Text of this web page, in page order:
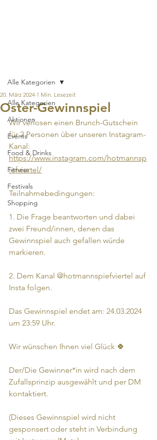
Alle Kategorien
Aktionen
Events
Food & Drinks
Fitness
Festivals
Shopping
Alle Kategorien
Oster-Gewinnspiel
20. März 2024 1 Min. Lesezeit
Wir verlosen einen Brunch-Gutschein
für 2 Personen über unseren Instagram-
Kanal:
https://www.instagram.com/hotmannsp
iefviertel/
Teilnahmebedingungen:
1. Die Frage beantworten und dabei
zwei Freund/innen, denen das
Gewinnspiel auch gefallen würde
markieren.
2. Dem Kanal @hotmannspiefviertel auf
Insta folgen.
Das Gewinnspiel endet am: 24.03.2024
um 23:59 Uhr.
Wir wünschen Ihnen viel Glück 🍀
Der/Die Gewinner*in wird nach dem
Zufallsprinzip ausgewählt und per DM
kontaktiert.
(Dieses Gewinnspiel wird nicht
gesponsert oder steht in Verbindung